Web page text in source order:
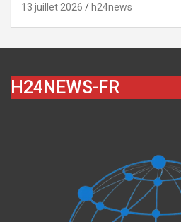
13 juillet 2026 h24news
H24NEWS-FR